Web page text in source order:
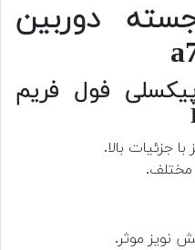
دوربین
42.4 مگاپیکسلی فول فریم
جزئیات بالا.
مختلف.
نویز موثر.